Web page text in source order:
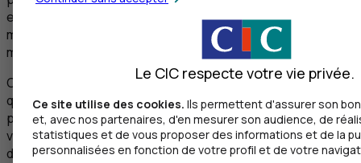
entreprises interrogées invoquent le manque de temps, le
manque de budget, mais aussi
le manque d’expertise
mentionnent qu’
elles ne savent pas vers qui se tourner
Cybermalveillance.gouv.fr rappelle aux entreprises
qu’elle propose un service de mise en relation avec des
prestataires labellisés ExpertCyber et qualifiés pour
vous accompagner dans la sécurisation de vos systèmes
d’information professionnels :Mon ExpertCyber
Le CIC respecte votre vie privée.
Ce site utilise des cookies. Ils permettent d'assurer son
et, avec nos partenaires, d'en mesurer son audience, de
statistiques et de vous proposer des informations et de la
personnalisées en fonction de votre profil et de votre